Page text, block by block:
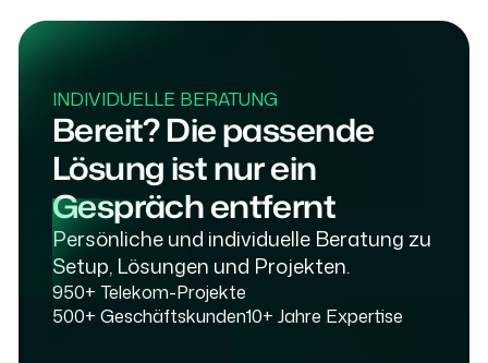
INDIVIDUELLE BERATUNG
Bereit? Die passende
Lösung ist nur ein
Gespräch entfernt
Persönliche und individuelle Beratung zu
Setup, Lösungen und Projekten.
950+ Telekom-Projekte
500+ Geschäftskunden10+ Jahre Expertise